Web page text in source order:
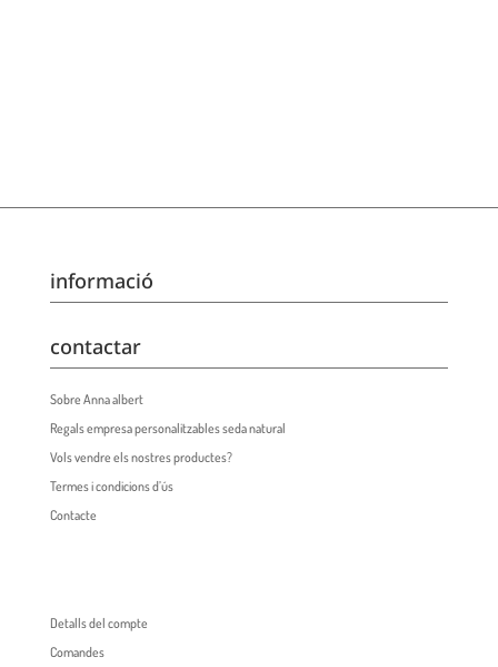
informació
contactar
Sobre Anna albert
Regals empresa personalitzables seda natural
Vols vendre els nostres productes?
Termes i condicions d’ús
Contacte
Detalls del compte
Comandes